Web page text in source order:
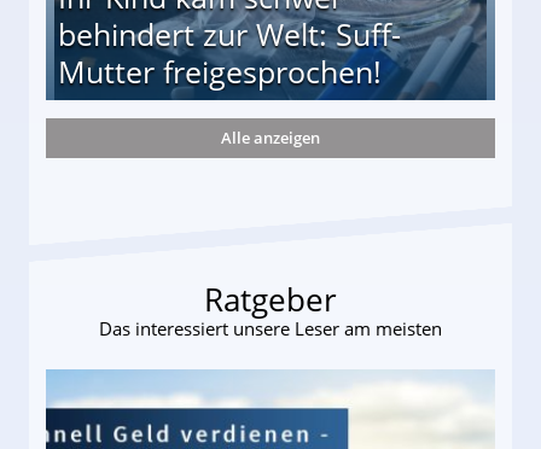
behindert zur Welt: Suff-
Mutter freigesprochen!
Mutter freigesprochen!
Alle anzeigen
Ratgeber
Das interessiert unsere Leser am meisten